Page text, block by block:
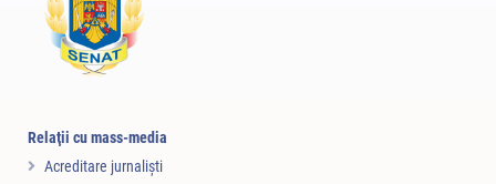
Relaţii cu mass-media
Acreditare jurnalişti